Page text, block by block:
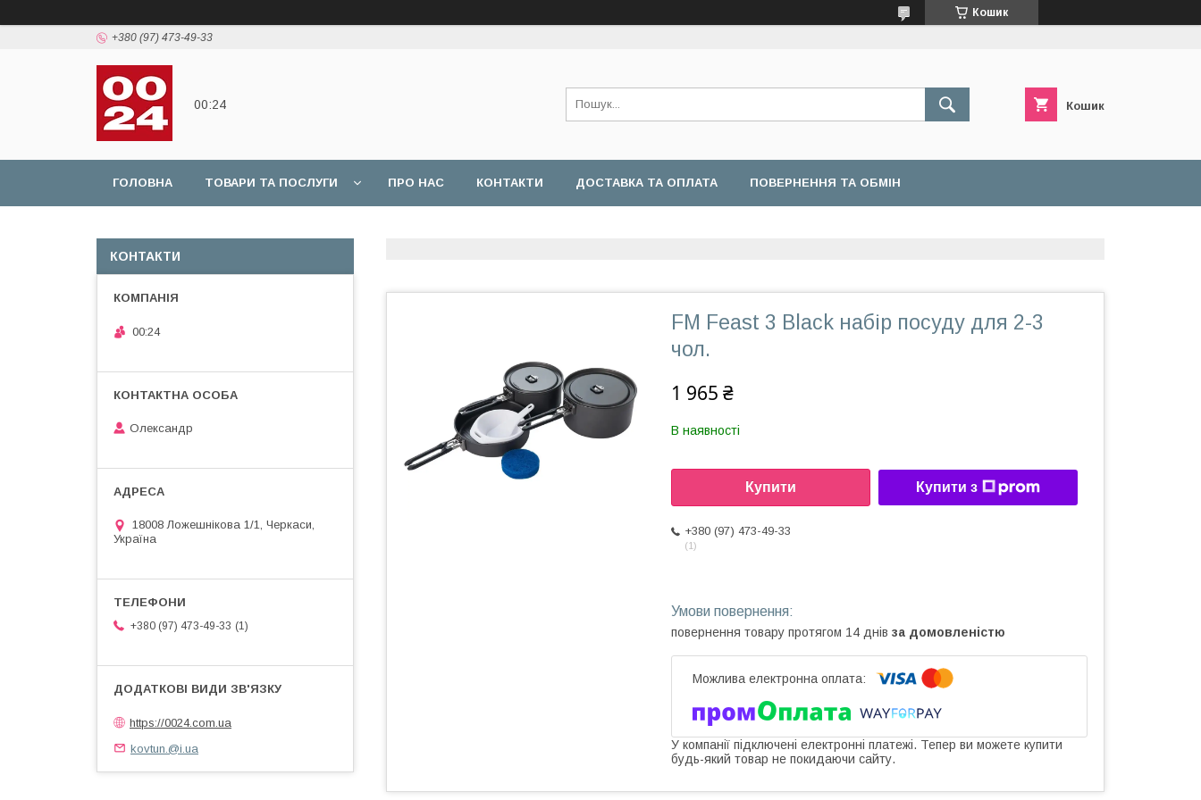
Кошик
+380 (97) 473-49-33
00:24 Кошик
ГОЛОВНА ТОВАРИ ТА ПОСЛУГИ ПРО НАС КОНТАКТИ ДОСТАВКА ТА ОПЛАТА ПОВЕРНЕННЯ ТА ОБМІН
FM Feast 3 Black набір посуду для 2-3
чол.
1 965 ₴
В наявності
Купити Купити з
+380 (97) 473-49-33
1
повернення товару протягом 14 днів за домовленістю
У компанії підключені електронні платежі. Тепер ви можете купити
будь-який товар не покидаючи сайту.
КОНТАКТИ
00:24
Олександр
18008 Ложешнікова 1/1, Черкаси,
Україна
+380 (97) 473-49-33 1
https://0024.com.ua
kovtun.@i.ua